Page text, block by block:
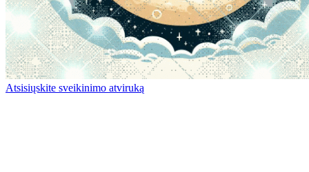
Atsisiųskite sveikinimo atviruką